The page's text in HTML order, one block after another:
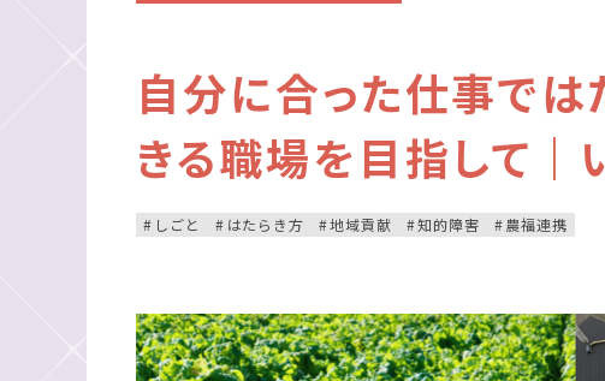
自分に合った仕事では
きる職場を目指して｜
しごと はたらき方 地域貢献 知的障害 農福連携